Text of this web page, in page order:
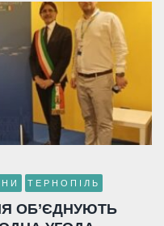
ТЕРНОПІЛЬ
ОБ’ЄДНУЮТЬ